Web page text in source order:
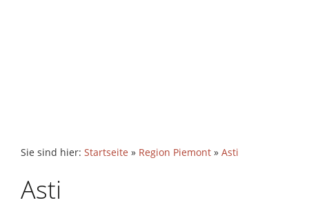
Sie sind hier: Startseite » Region Piemont » Asti
Asti